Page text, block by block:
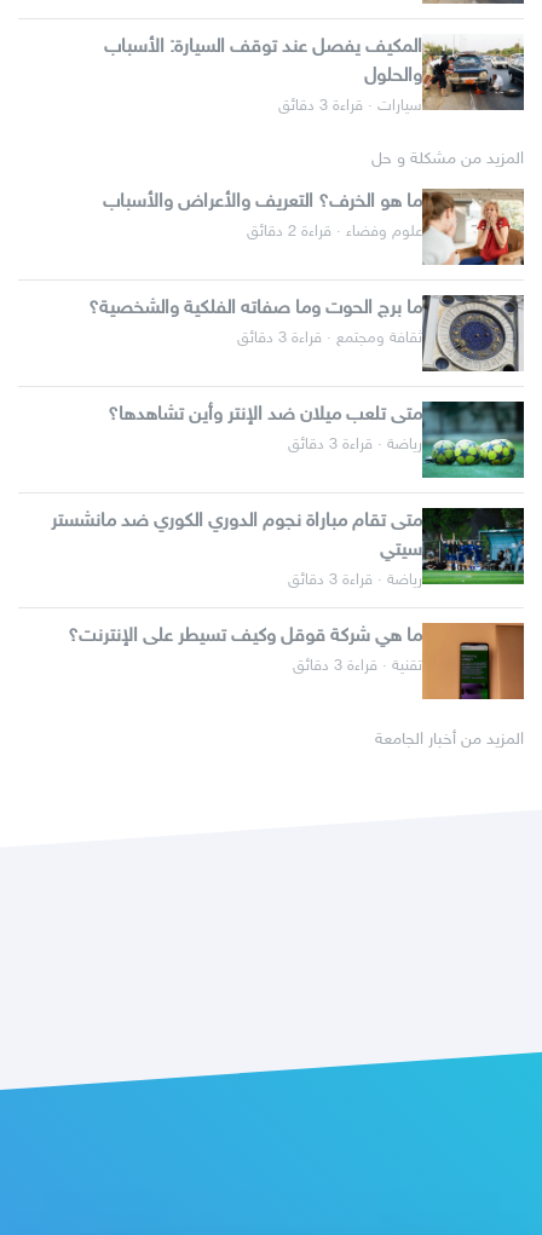
المكيف يفصل عند توقف السيارة: الأسباب
والحلول
سيارات · قراءة 3 دقائق
المزيد من مشكلة و حل
ما هو الخرف؟ التعريف والأعراض والأسباب
علوم وفضاء · قراءة 2 دقائق
ما برج الحوت وما صفاته الفلكية والشخصية؟
ثقافة ومجتمع · قراءة 3 دقائق
متى تلعب ميلان ضد الإنتر وأين تشاهدها؟
رياضة · قراءة 3 دقائق
متى تقام مباراة نجوم الدوري الكوري ضد مانشستر
سيتي
رياضة · قراءة 3 دقائق
ما هي شركة قوقل وكيف تسيطر على الإنترنت؟
تقنية · قراءة 3 دقائق
المزيد من أخبار الجامعة